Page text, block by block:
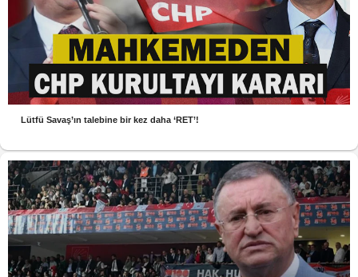
Lütfü Savaş’ın talebine bir kez daha ‘RET’!